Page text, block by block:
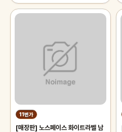
11번가
[매장판] 노스페이스 화이트라벨 남